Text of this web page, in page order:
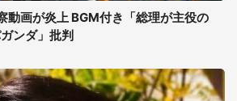
動画が炎上 BGM付き「総理が主役の
ンダ」批判